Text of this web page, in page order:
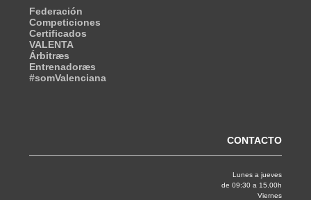
Federación
Competiciones
Certificados
VALENTA
Árbitræs
Entrenadoræs
#somValenciana
CONTACTO
Lunes a jueves
de 09:30 a 15.00h
Viernes